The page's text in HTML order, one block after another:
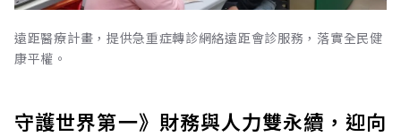
遠距醫療計畫，提供急重症轉診網絡遠距會診服務，落實全民健
康平權。
守護世界第一》財務與人力雙永續，迎向